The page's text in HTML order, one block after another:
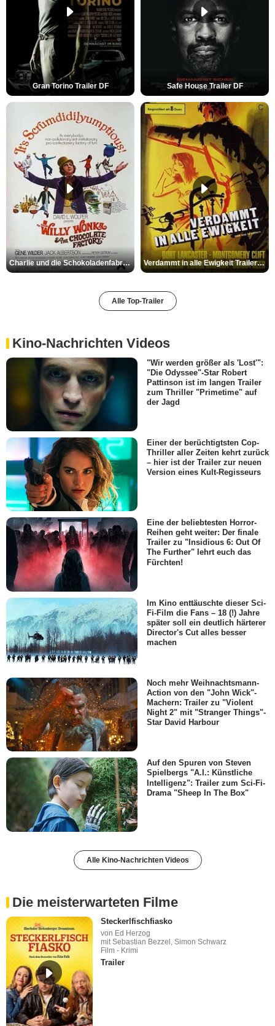
Gran Torino Trailer DF Safe House Trailer DF
Charlie und die Schokoladenfabrik Trailer OV Verdammt in alle Ewigkeit Trailer OV
Alle Top-Trailer
Kino-Nachrichten Videos
"Wir werden größer als 'Lost'":
"Die Odyssee"-Star Robert
Pattinson ist im langen Trailer
zum Thriller "Primetime" auf
der Jagd
Einer der berüchtigtsten Cop-
Thriller aller Zeiten kehrt zurück
– hier ist der Trailer zur neuen
Version eines Kult-Regisseurs
Eine der beliebtesten Horror-
Reihen geht weiter: Der finale
Trailer zu "Insidious 6: Out Of
The Further" lehrt euch das
Fürchten!
Im Kino enttäuschte dieser Sci-
Fi-Film die Fans – 18 (!) Jahre
später soll ein deutlich härterer
Director's Cut alles besser
machen
Noch mehr Weihnachtsmann-
Action von den "John Wick"-
Machern: Trailer zu "Violent
Night 2" mit "Stranger Things"-
Star David Harbour
Auf den Spuren von Steven
Spielbergs "A.I.: Künstliche
Intelligenz": Trailer zum Sci-Fi-
Drama "Sheep In The Box"
Alle Kino-Nachrichten Videos
Die meisterwarteten Filme
Steckerlfischfiasko
von Ed Herzog
mit Sebastian Bezzel, Simon Schwarz
Film - Krimi
Trailer